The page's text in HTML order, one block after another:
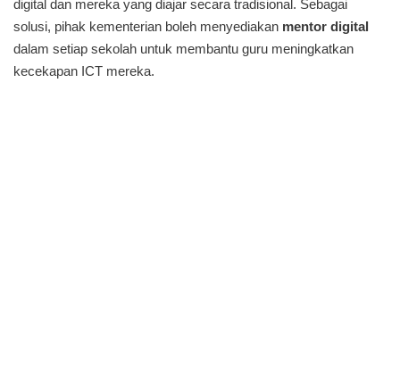
digital dan mereka yang diajar secara tradisional. Sebagai
solusi, pihak kementerian boleh menyediakan mentor digital
dalam setiap sekolah untuk membantu guru meningkatkan
kecekapan ICT mereka.